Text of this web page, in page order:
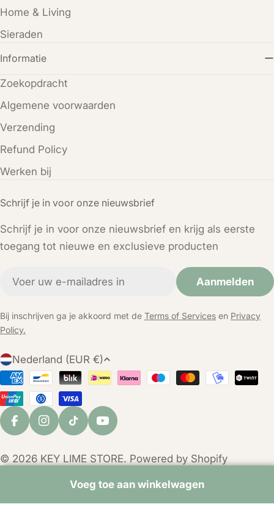
Schrijf je in voor onze nieuwsbrief
Schrijf je in voor onze nieuwsbrief en krijg als eerste
toegang tot nieuwe en exclusieve producten
Aanmelden
Bij inschrijven ga je akkoord met de Terms of Services en Privacy
Policy.
Home & Living
Sieraden
Informatie
Zoekopdracht
Algemene voorwaarden
Verzending
Refund Policy
Werken bij
L
a
n
d
/
e
g
o
Nederland (EUR €)
Betaalmethoden
FacebookInstagram
TikTokYouTube
© 2026 KEY LIME STORE. Powered by Shopify
Voeg toe aan winkelwagen